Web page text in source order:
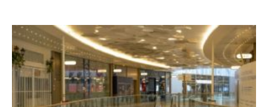
cas-
contact
non
vaccinés
Centres
commerciaux
des
Alpes-
Maritimes